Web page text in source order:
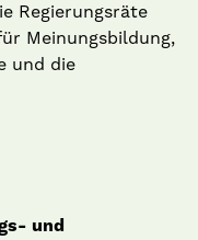
Regierungsräte
Meinungsbildung,
und die
und